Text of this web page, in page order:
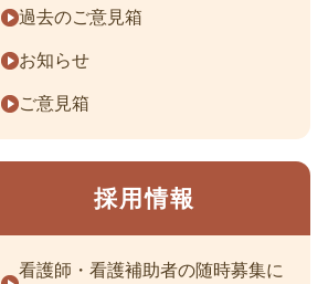
過去のご意見箱
お知らせ
ご意見箱
採用情報
看護師・看護補助者の随時募集に